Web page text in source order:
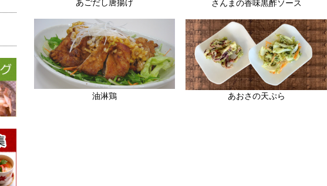
あごだし唐揚げ さんまの香味黒酢ソース
油淋鶏 あおさの天ぷら